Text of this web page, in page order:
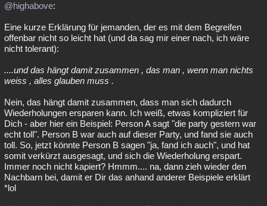
@highabove:
Eine kurze Erklärung für jemanden, der es mit dem Begreifen
offenbar nicht so leicht hat (und da sag mir einer nach, ich wäre
nicht tolerant):
....und das hängt damit zusammen , das man , wenn man nichts
weiss , alles glauben muss .
Nein, das hängt damit zusammen, dass man sich dadurch
Wiederholungen ersparen kann. Ich weiß, etwas kompliziert für
Dich - aber hier ein Beispiel: Person A sagt "die party gestern war
echt toll". Person B war auch auf dieser Party, und fand sie auch
toll. So, jetzt könnte Person B sagen "ja, fand ich auch", und hat
somit verkürzt ausgesagt, und sich die Wiederholung erspart.
Immer noch nicht kapiert? Hmmm.... na, dann zieh wieder den
Nachbarn bei, damit er Dir das anhand anderer Beispiele erklärt
*lol